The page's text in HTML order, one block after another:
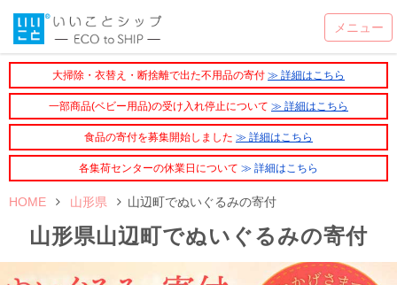
大掃除・衣替え・断捨離で出た不用品の寄付 ≫ 詳細はこちら
一部商品(ベビー用品)の受け入れ停止について ≫ 詳細はこちら
食品の寄付を募集開始しました ≫ 詳細はこちら
各集荷センターの休業日について ≫ 詳細はこちら
HOME 山形県 山辺町でぬいぐるみの寄付
山形県山辺町でぬいぐるみの寄付